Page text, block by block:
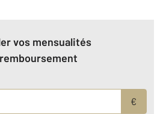
vos mensualités
€